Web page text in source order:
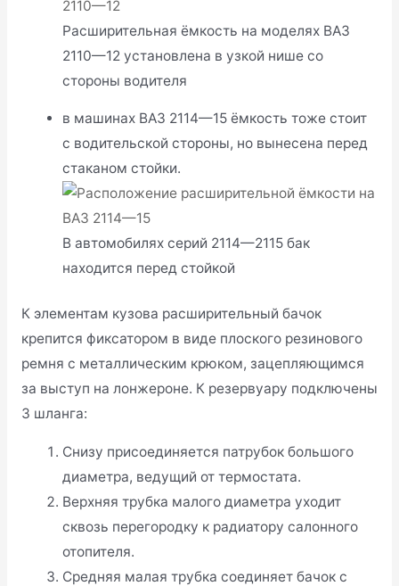
Расширительная ёмкость на моделях ВАЗ
2110—12 установлена в узкой нише со
стороны водителя
в машинах ВАЗ 2114—15 ёмкость тоже стоит
с водительской стороны, но вынесена перед
стаканом стойки.
В автомобилях серий 2114—2115 бак
находится перед стойкой
К элементам кузова расширительный бачок
крепится фиксатором в виде плоского резинового
ремня с металлическим крюком, зацепляющимся
за выступ на лонжероне. К резервуару подключены
3 шланга:
Снизу присоединяется патрубок большого
диаметра, ведущий от термостата.
Верхняя трубка малого диаметра уходит
сквозь перегородку к радиатору салонного
отопителя.
Средняя малая трубка соединяет бачок с